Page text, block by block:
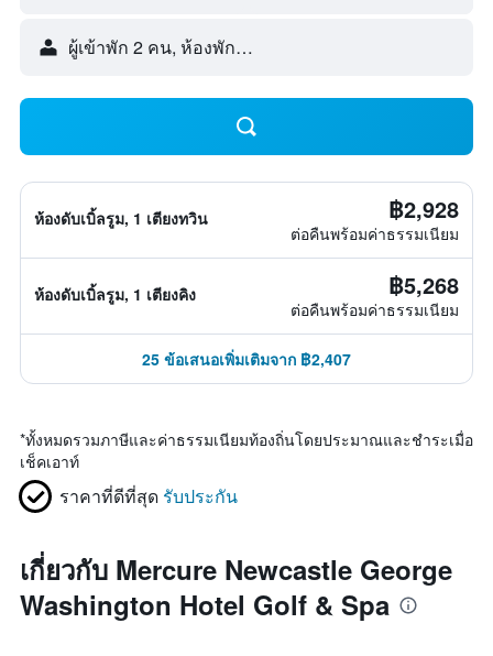
ผู้เข้าพัก 2 คน, ห้องพัก 1 ห้อง
ห้องดับเบิ้ลรูม, 1 เตียงทวิน ฿2,928
ต่อคืนพร้อมค่าธรรมเนียม
ห้องดับเบิ้ลรูม, 1 เตียงคิง ฿5,268
ต่อคืนพร้อมค่าธรรมเนียม
25 ข้อเสนอเพิ่มเติมจาก ฿2,407
*ทั้งหมดรวมภาษีและค่าธรรมเนียมท้องถิ่นโดยประมาณและชำระเมื่อ
เช็คเอาท์
ราคาที่ดีที่สุด รับประกัน
เกี่ยวกับ Mercure Newcastle George
Washington Hotel Golf & Spa